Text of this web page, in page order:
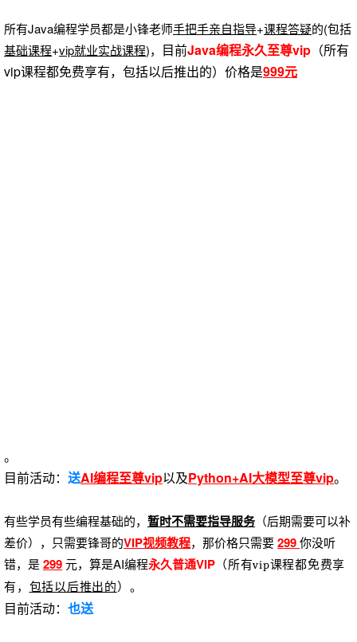
所有Java编程学员都是小锋老师手把手亲自指导+课程答疑的(包括
基础课程+vip就业实战课程)， 目前Java编程永久至尊vip （所有
vip课程都免费享有，包括以后推出的）价格是999元
。
目前活动： 送AI编程至尊vip以及Python+AI大模型至尊vip。
有些学员有些编程基础的， 暂时不需要指导服务（后期需要可以补
差价） ，只需要锋哥的VIP视频教程，那价格只需要299你没听
错，是299元，算是AI编程永久普通VIP （所有vip课程都免费享
有， 包括以后推出的） 。
目前活动： 也送